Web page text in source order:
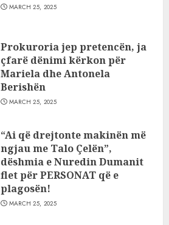
MARCH 25, 2025
Prokuroria jep pretencën, ja
çfarë dënimi kërkon për
Mariela dhe Antonela
Berishën
MARCH 25, 2025
“Ai që drejtonte makinën më
ngjau me Talo Çelën”,
dëshmia e Nuredin Dumanit
flet për PERSONAT që e
plagosën!
MARCH 25, 2025